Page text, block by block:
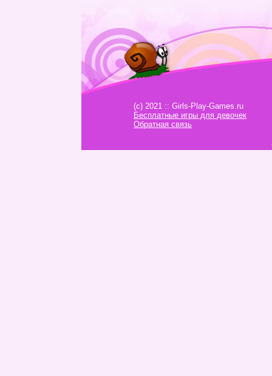
(c) 2021 :: Girls-Play-Games.ru
Бесплатные игры для девочек
Обратная связь